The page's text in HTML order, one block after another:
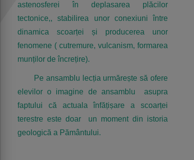
astenosferei în deplasarea plăcilor
tectonice,, stabilirea unor conexiuni între
dinamica scoarței și producerea unor
fenomene ( cutremure, vulcanism, formarea
munților de încrețire).
Pe ansamblu lecția urmărește să ofere
elevilor o imagine de ansamblu asupra
faptului că actuala înfățișare a scoarței
terestre este doar un moment din istoria
geologică a Pământului.